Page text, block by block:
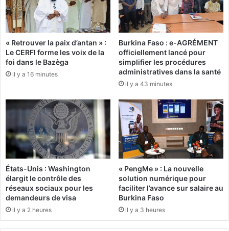
é
t
a
i
t
p
a
c
l
s
E
t
a
o
e
v
a
d
é
s
o
m
a
s
s
é
i
r
« Retrouver la paix d’antan » :
Le CERFI forme les voix de la
foi dans le Bazèga
il y a 16 minutes
Burkina Faso : e-AGRÉMENT
officiellement lancé pour
simplifier les procédures
administratives dans la santé
il y a 43 minutes
États-Unis : Washington
élargit le contrôle des
réseaux sociaux pour les
demandeurs de visa
il y a 2 heures
« PengMe » : La nouvelle
solution numérique pour
faciliter l’avance sur salaire au
Burkina Faso
il y a 3 heures